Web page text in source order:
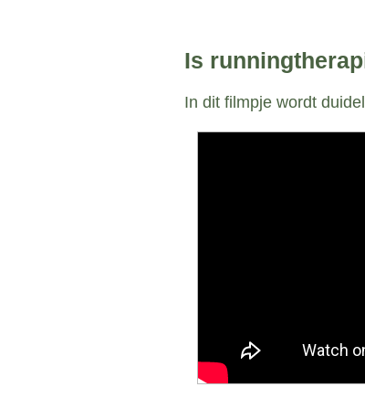
Is
In dit filmpje wordt